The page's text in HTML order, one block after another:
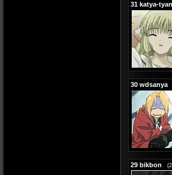
31 katya-
30 wdsanya
29 bikbon